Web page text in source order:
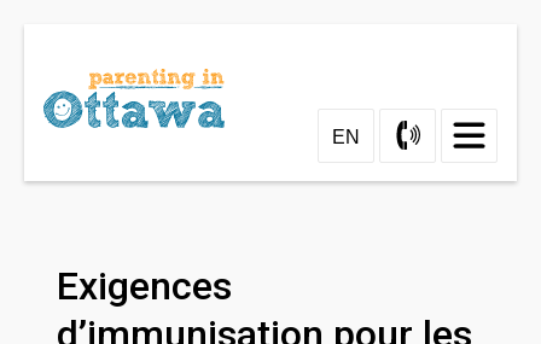
EN
Exigences
d’immunisation pour les